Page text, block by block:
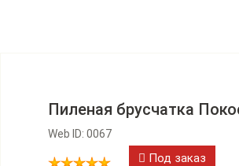
Пиленая брусчатка
Web ID: 0067
Под заказ